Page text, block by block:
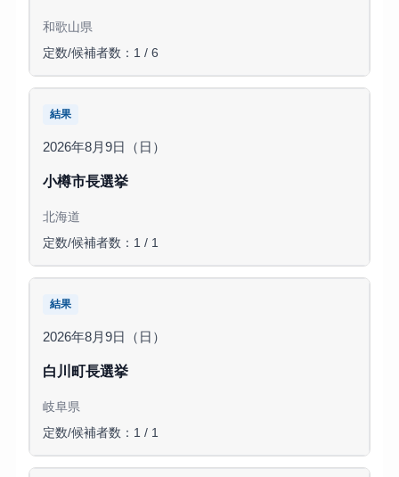
和歌山県
定数/候補者数：1 / 6
結果
2026年8月9日（日）
小樽市長選挙
北海道
定数/候補者数：1 / 1
結果
2026年8月9日（日）
白川町長選挙
岐阜県
定数/候補者数：1 / 1